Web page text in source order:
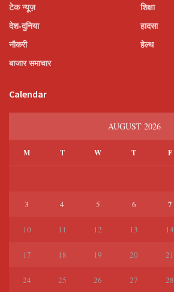
टेक न्यूज़
देश-दुनिया
नौकरी
बाजार समाचार
शिक्षा
हादसा
हेल्थ
Calendar
AUGUST 2026
M T W T F
3 4 5 6 7
10 11 12 13 14
17 18 19 20 21
24 25 26 27 28